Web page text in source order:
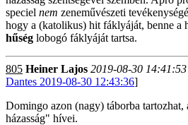
speciel nem zeneművészeti
hogy a (katolikus) hit fáklyáját, benne a
hűség lobogó fáklyáját tartsa.
805 Heiner Lajos 2019-08-30 14:41:53
Dantes 2019-08-30 12:43:36]
Domingo azon (nagy) táborba
házasság" hívei.